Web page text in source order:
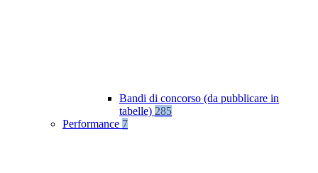
Bandi di concorso (da pubblicare in
tabelle) 285
Performance 7